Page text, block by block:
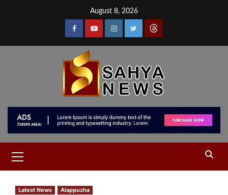
August 8, 2026
Latest News Alappuzha